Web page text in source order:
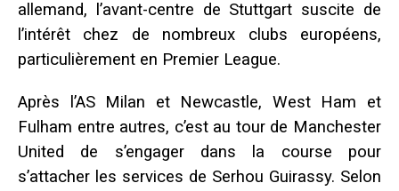
allemand, l’avant-centre de Stuttgart suscite de
l’intérêt chez de nombreux clubs européens,
particulièrement en Premier League.
Après l’AS Milan et Newcastle, West Ham et
Fulham entre autres, c’est au tour de Manchester
United de s’engager dans la course pour
s’attacher les services de Serhou Guirassy. Selon